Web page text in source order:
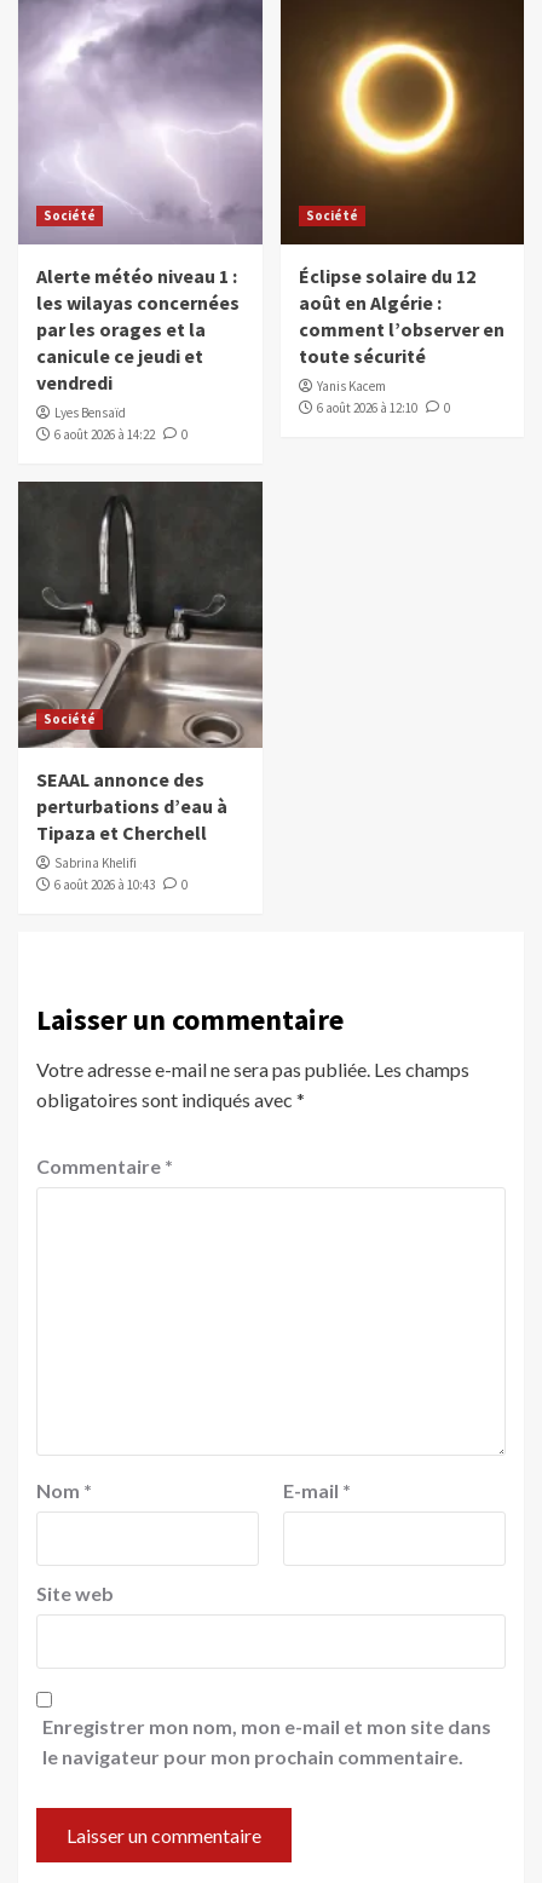
Société
Alerte météo niveau 1 :
les wilayas concernées
par les orages et la
canicule ce jeudi et
vendredi
Lyes Bensaïd
6 août 2026 à 14:22
0
Société
Éclipse solaire du 12
août en Algérie :
comment l’observer en
toute sécurité
Yanis Kacem
6 août 2026 à 12:10
0
Société
SEAAL annonce des
perturbations d’eau à
Tipaza et Cherchell
Sabrina Khelifi
6 août 2026 à 10:43
0
Laisser un commentaire
Votre adresse e-mail ne sera pas publiée. Les champs
obligatoires sont indiqués avec *
Commentaire *
Nom * E-mail *
Site web
Enregistrer mon nom, mon e-mail et mon site dans
le navigateur pour mon prochain commentaire.